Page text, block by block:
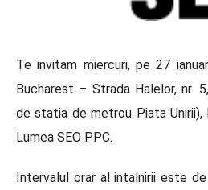
Te invitam miercuri, pe 27
Bucharest – Strada Halelor, nr.
de statia de metrou Piata Unirii),
Lumea SEO PPC.
Intervalul orar al intalnirii este